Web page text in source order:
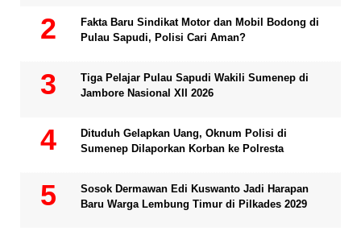
Fakta Baru Sindikat Motor dan Mobil Bodong di
Pulau Sapudi, Polisi Cari Aman?
Tiga Pelajar Pulau Sapudi Wakili Sumenep di
Jambore Nasional XII 2026
Dituduh Gelapkan Uang, Oknum Polisi di
Sumenep Dilaporkan Korban ke Polresta
Sosok Dermawan Edi Kuswanto Jadi Harapan
Baru Warga Lembung Timur di Pilkades 2029